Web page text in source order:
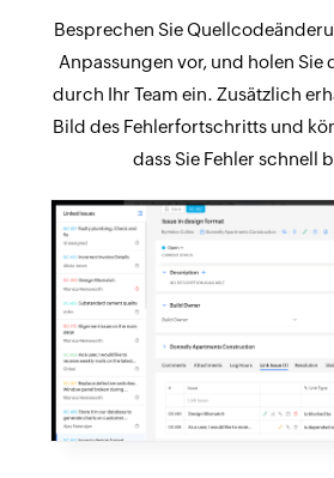
Besprechen Sie
Anpassungen vor, und holen Sie
durch Ihr Team ein. Zusätzlich
Bild des Fehlerfortschritts und
dass Sie Fehler schnell